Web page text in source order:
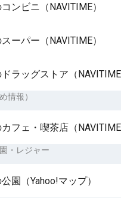
ンビニ（NAVITIME）
ーパー（NAVITIME）
ラッグストア（NAVITIME
情報）
フェ・喫茶店（NAVITIME
・レジャー
園（Yahoo!マップ）